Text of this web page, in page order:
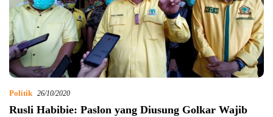
Politik 26/10/2020
Rusli Habibie: Paslon yang Diusung Golkar Wajib